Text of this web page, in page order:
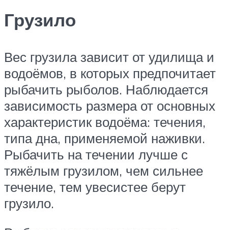
Грузило
Вес грузила зависит от удилища и
водоёмов, в которых предпочитает
рыбачить рыболов. Наблюдается
зависимость размера от основных
характеристик водоёма: течения,
типа дна, применяемой наживки.
Рыбачить на течении лучше с
тяжёлым грузилом, чем сильнее
течение, тем увесистее берут
грузило.